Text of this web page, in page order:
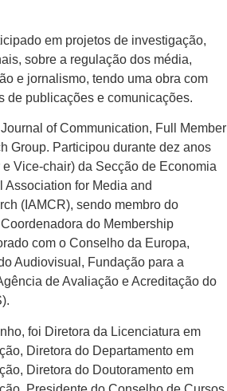
em projetos de investigação,
sobre a regulação dos média,
e jornalismo, tendo uma obra com
de publicações e comunicações.
of Communication, Full Member
Group. Participou durante dez anos
Vice-chair) da Secção de Economia
Association for Media and
(IAMCR), sendo membro do
do Membership
com o Conselho da Europa,
Audiovisual, Fundação para a
de Avaliação e Acreditação do
foi Diretora da Licenciatura em
Diretora do Departamento em
Diretora do Doutoramento em